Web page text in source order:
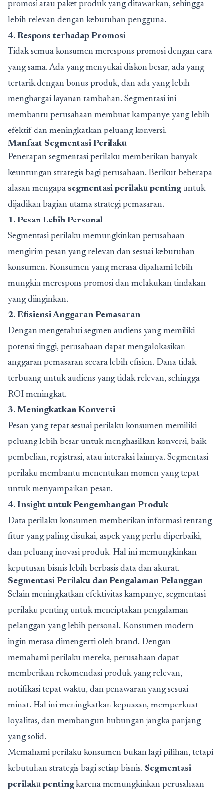
promosi atau paket produk yang ditawarkan, sehingga
lebih relevan dengan kebutuhan pengguna.
4. Respons terhadap Promosi
Tidak semua konsumen merespons promosi dengan cara
yang sama. Ada yang menyukai diskon besar, ada yang
tertarik dengan bonus produk, dan ada yang lebih
menghargai layanan tambahan. Segmentasi ini
membantu perusahaan membuat kampanye yang lebih
efektif dan meningkatkan peluang konversi.
Manfaat Segmentasi Perilaku
Penerapan segmentasi perilaku memberikan banyak
keuntungan strategis bagi perusahaan. Berikut beberapa
alasan mengapa segmentasi perilaku penting untuk
dijadikan bagian utama strategi pemasaran.
1. Pesan Lebih Personal
Segmentasi perilaku memungkinkan perusahaan
mengirim pesan yang relevan dan sesuai kebutuhan
konsumen. Konsumen yang merasa dipahami lebih
mungkin merespons promosi dan melakukan tindakan
yang diinginkan.
2. Efisiensi Anggaran Pemasaran
Dengan mengetahui segmen audiens yang memiliki
potensi tinggi, perusahaan dapat mengalokasikan
anggaran pemasaran secara lebih efisien. Dana tidak
terbuang untuk audiens yang tidak relevan, sehingga
ROI meningkat.
3. Meningkatkan Konversi
Pesan yang tepat sesuai perilaku konsumen memiliki
peluang lebih besar untuk menghasilkan konversi, baik
pembelian, registrasi, atau interaksi lainnya. Segmentasi
perilaku membantu menentukan momen yang tepat
untuk menyampaikan pesan.
4. Insight untuk Pengembangan Produk
Data perilaku konsumen memberikan informasi tentang
fitur yang paling disukai, aspek yang perlu diperbaiki,
dan peluang inovasi produk. Hal ini memungkinkan
keputusan bisnis lebih berbasis data dan akurat.
Segmentasi Perilaku dan Pengalaman Pelanggan
Selain meningkatkan efektivitas kampanye, segmentasi
perilaku penting untuk menciptakan pengalaman
pelanggan yang lebih personal. Konsumen modern
ingin merasa dimengerti oleh brand. Dengan
memahami perilaku mereka, perusahaan dapat
memberikan rekomendasi produk yang relevan,
notifikasi tepat waktu, dan penawaran yang sesuai
minat. Hal ini meningkatkan kepuasan, memperkuat
loyalitas, dan membangun hubungan jangka panjang
yang solid.
Memahami perilaku konsumen bukan lagi pilihan, tetapi
kebutuhan strategis bagi setiap bisnis. Segmentasi
perilaku penting karena memungkinkan perusahaan